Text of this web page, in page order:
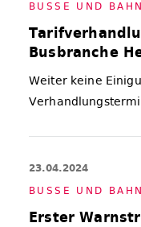
BUS­SE UND
Busbranche
Weiter keine
23.04.2024
BUS­SE UND
Erster